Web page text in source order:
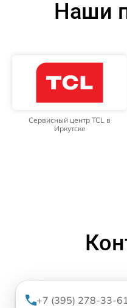
Наши
Сервисный центр TCL в
Иркутске
+7 (395) 278-33-